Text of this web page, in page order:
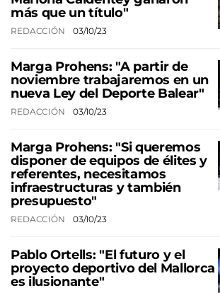
más que un título"
REDACCIÓN 03/10/23
Marga Prohens: "A partir de
noviembre trabajaremos en un
nueva Ley del Deporte Balear"
REDACCIÓN 03/10/23
Marga Prohens: "Si queremos
disponer de equipos de élites y
referentes, necesitamos
infraestructuras y también
presupuesto"
REDACCIÓN 03/10/23
Pablo Ortells: "El futuro y el
proyecto deportivo del Mallorca
es ilusionante"